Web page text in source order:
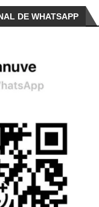
DE WHATSAPP